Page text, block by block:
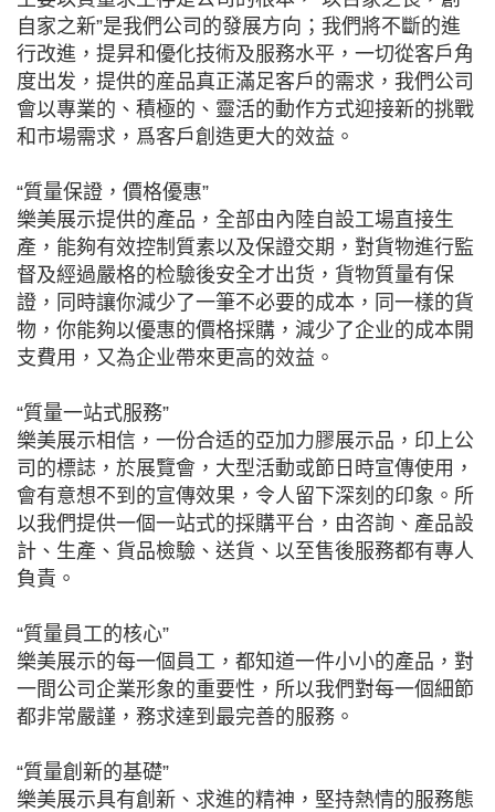
自家之新”是我們公司的發展方向；我們將不斷的進
行改進，提昇和優化技術及服務水平，一切從客戶角
度出发，提供的産品真正滿足客戶的需求，我們公司
會以專業的、積極的、靈活的動作方式迎接新的挑戰
和市場需求，爲客戶創造更大的效益。
“質量保證，價格優惠”
樂美展示提供的產品，全部由內陸自設工場直接生
產，能夠有效控制質素以及保證交期，對貨物進行監
督及經過嚴格的检驗後安全才出货，貨物質量有保
證，同時讓你減少了一筆不必要的成本，同一樣的貨
物，你能夠以優惠的價格採購，減少了企业的成本開
支費用，又為企业帶來更高的效益。
“質量一站式服務”
樂美展示相信，一份合适的亞加力膠展示品，印上公
司的標誌，於展覽會，大型活動或節日時宣傳使用，
會有意想不到的宣傳效果，令人留下深刻的印象。所
以我們提供一個一站式的採購平台，由咨詢、產品設
計、生產、貨品檢驗、送貨、以至售後服務都有專人
負責。
“質量員工的核心”
樂美展示的每一個員工，都知道一件小小的產品，對
一間公司企業形象的重要性，所以我們對每一個細節
都非常嚴謹，務求達到最完善的服務。
“質量創新的基礎”
樂美展示具有創新、求進的精神，堅持熱情的服務態